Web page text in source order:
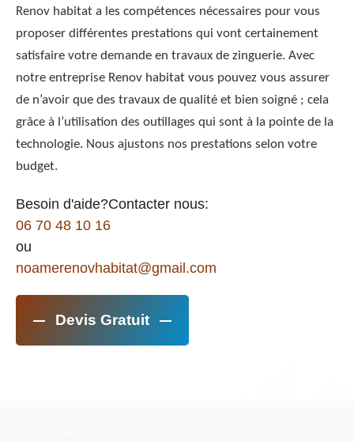
Renov habitat a les compétences nécessaires pour vous
proposer différentes prestations qui vont certainement
satisfaire votre demande en travaux de zinguerie. Avec
notre entreprise Renov habitat vous pouvez vous assurer
de n’avoir que des travaux de qualité et bien soigné ; cela
grâce à l’utilisation des outillages qui sont à la pointe de la
technologie. Nous ajustons nos prestations selon votre
budget.
Besoin d'aide?Contacter nous:
06 70 48 10 16
ou
noamerenovhabitat@gmail.com
Devis Gratuit